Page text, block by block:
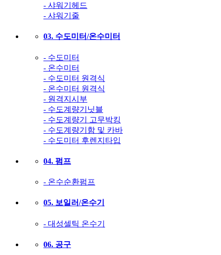
- 샤워기헤드
- 샤워기줄
03. 수도미터/온수미터
- 수도미터
- 온수미터
- 수도미터 원격식
- 온수미터 원격식
- 원격지시부
- 수도계량기닛블
- 수도계량기 고무박킹
- 수도계량기함 및 카바
- 수도미터 후렌지타입
04. 펌프
- 온수순환펌프
05. 보일러/온수기
- 대성셀틱 온수기
06. 공구